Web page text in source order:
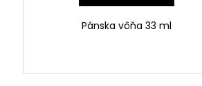
Pánska vôňa 33 ml